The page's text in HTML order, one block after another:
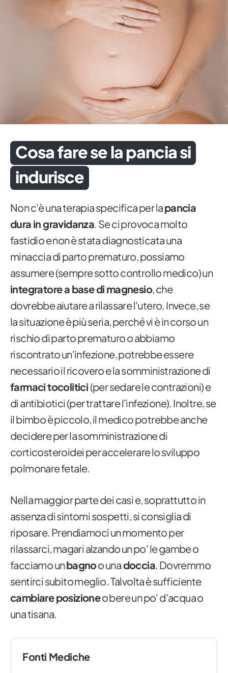
Cosa fare se la pancia si
indurisce
Non c'è una terapia specifica per lapancia
dura in gravidanza. Se ci provoca molto
fastidio e non è stata diagnosticata una
minaccia di parto prematuro, possiamo
assumere (sempre sotto controllo medico) un
integratore a base di magnesio, che
dovrebbe aiutare a rilassare l'utero. Invece, se
la situazione è più seria, perché vi è in corso un
rischio di parto prematuro o abbiamo
riscontrato un'infezione, potrebbe essere
necessario il ricovero e la somministrazione di
farmaci tocolitici (per sedare le contrazioni) e
di antibiotici (per trattare l'infezione). Inoltre, se
il bimbo è piccolo, il medico potrebbe anche
decidere per la somministrazione di
corticosteroidei per accelerare lo sviluppo
polmonare fetale.
Nella maggior parte dei casi e, soprattutto in
assenza di sintomi sospetti, si consiglia di
riposare. Prendiamoci un momento per
rilassarci, magari alzando un po' le gambe o
facciamo unbagnoo unadoccia. Dovremmo
sentirci subito meglio. Talvolta è sufficiente
cambiare posizioneo bere un po' d'acqua o
una tisana.
Fonti Mediche